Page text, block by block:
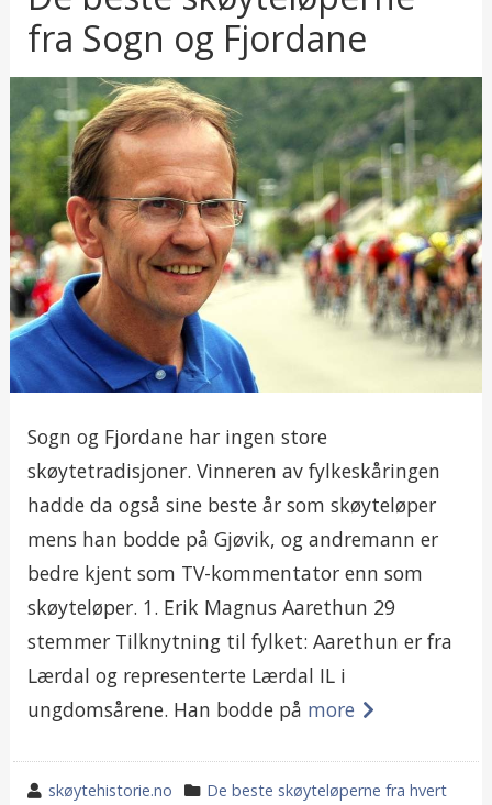
fra Sogn og Fjordane
Sogn og Fjordane har ingen store
skøytetradisjoner. Vinneren av fylkeskåringen
hadde da også sine beste år som skøyteløper
mens han bodde på Gjøvik, og andremann er
bedre kjent som TV-kommentator enn som
skøyteløper. 1. Erik Magnus Aarethun 29
stemmer Tilknytning til fylket: Aarethun er fra
Lærdal og representerte Lærdal IL i
ungdomsårene. Han bodde på more
wrote
skøytehistorie.no
category
De beste skøyteløperne fra hvert